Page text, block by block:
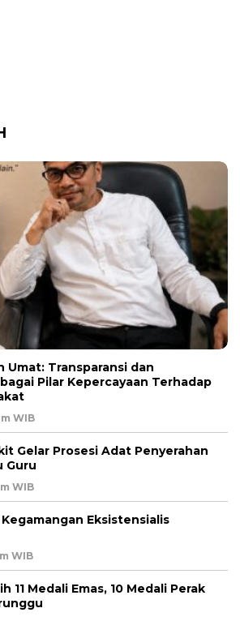
Umat: Transparansi dan
Pilar Kepercayaan Terhadap
WIB
Gelar Prosesi Adat Penyerahan
Guru
WIB
Eksistensialis
WIB
11 Medali Emas, 10 Medali Perak